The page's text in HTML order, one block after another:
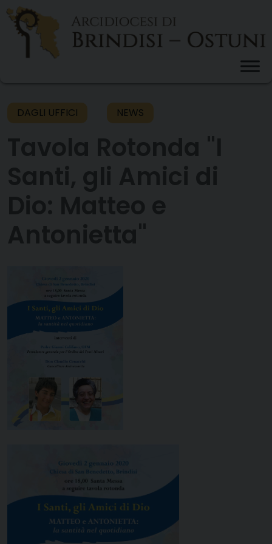
Skip
content
DAGLI UFFICI NEWS